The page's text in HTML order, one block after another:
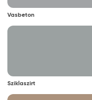
Vasbeton
Sziklaszirt